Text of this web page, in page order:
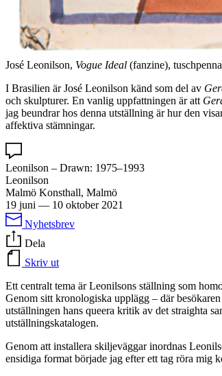
José Leonilson, Vogue Ideal (fanzine),
I Brasilien är José Leonilson känd som del av
och skulpturer. En vanlig uppfattningen är att
jag beundrar hos denna utställning är hur den
affektiva stämningar.
Leonilson – Drawn: 1975–1993
Leonilson
Malmö Konsthall, Malmö
19 juni — 10 oktober 2021
Nyhetsbrev
Dela
Skriv ut
Ett centralt tema är Leonilsons ställning som
Genom sitt kronologiska upplägg – där
utställningen hans queera kritik av det straighta
utställningskatalogen.
Genom att installera skiljeväggar inordnas
ensidiga format började jag efter ett tag röra mig